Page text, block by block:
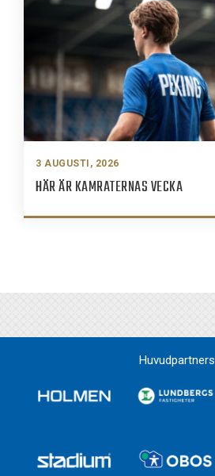
3 AUGUSTI, 2026
HÄR ÄR KAMRATERNAS VECKA
Huvudpartners